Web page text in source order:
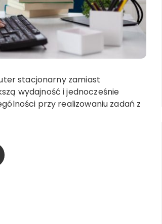
stacjonarny zamiast
wydajność i jednocześnie
przy realizowaniu zadań z